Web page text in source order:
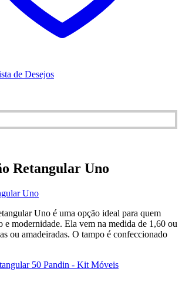
de Desejos
Retangular Uno
Uno
Uno é uma opção ideal para quem
e modernidade. Ela vem na medida de 1,60 ou
ou amadeiradas. O tampo é confeccionado